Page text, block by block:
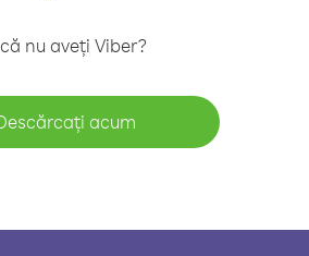
nu aveți Viber?
acum